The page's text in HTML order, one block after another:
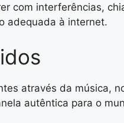
com interferências,
adequada à internet.
através da música,
autêntica para o